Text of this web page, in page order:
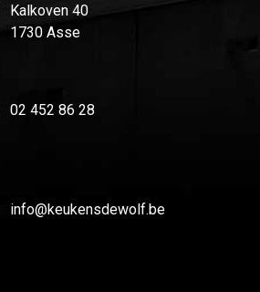
Kalkoven 40
1730 Asse
02 452 86 28
info@keukensdewolf.be